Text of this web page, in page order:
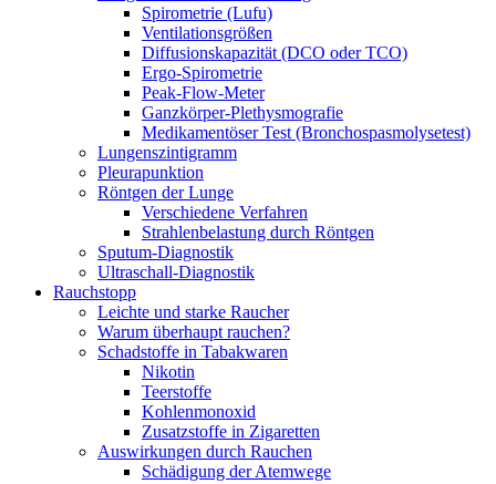
Spirometrie (Lufu)
Ventilationsgrößen
Diffusionskapazität (DCO oder TCO)
Ergo-Spirometrie
Peak-Flow-Meter
Ganzkörper-Plethysmografie
Medikamentöser Test (Bronchospasmolysetest)
Lungenszintigramm
Pleurapunktion
Röntgen der Lunge
Verschiedene Verfahren
Strahlenbelastung durch Röntgen
Sputum-Diagnostik
Ultraschall-Diagnostik
Rauchstopp
Leichte und starke Raucher
Warum überhaupt rauchen?
Schadstoffe in Tabakwaren
Nikotin
Teerstoffe
Kohlenmonoxid
Zusatzstoffe in Zigaretten
Auswirkungen durch Rauchen
Schädigung der Atemwege